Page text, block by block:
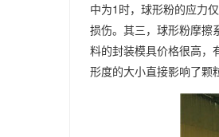
中为1时，球形粉的应力
损伤。其三，球形粉摩擦
料的封装模具价格很高，
形度的大小直接影响了颗